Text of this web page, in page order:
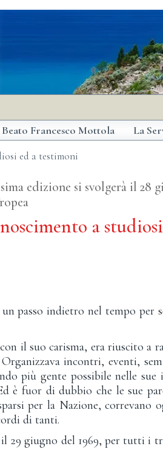
Francesco Mottola La
ed a testimoni
edizione si svolgerà il 28
a
passo indietro nel tempo per
il suo carisma, era riuscito a
incontri, eventi,
più gente possibile nelle
è fuor di dubbio che le sue
per la Nazione, correvano
di tanti.
29 giugno del 1969, per tutti i